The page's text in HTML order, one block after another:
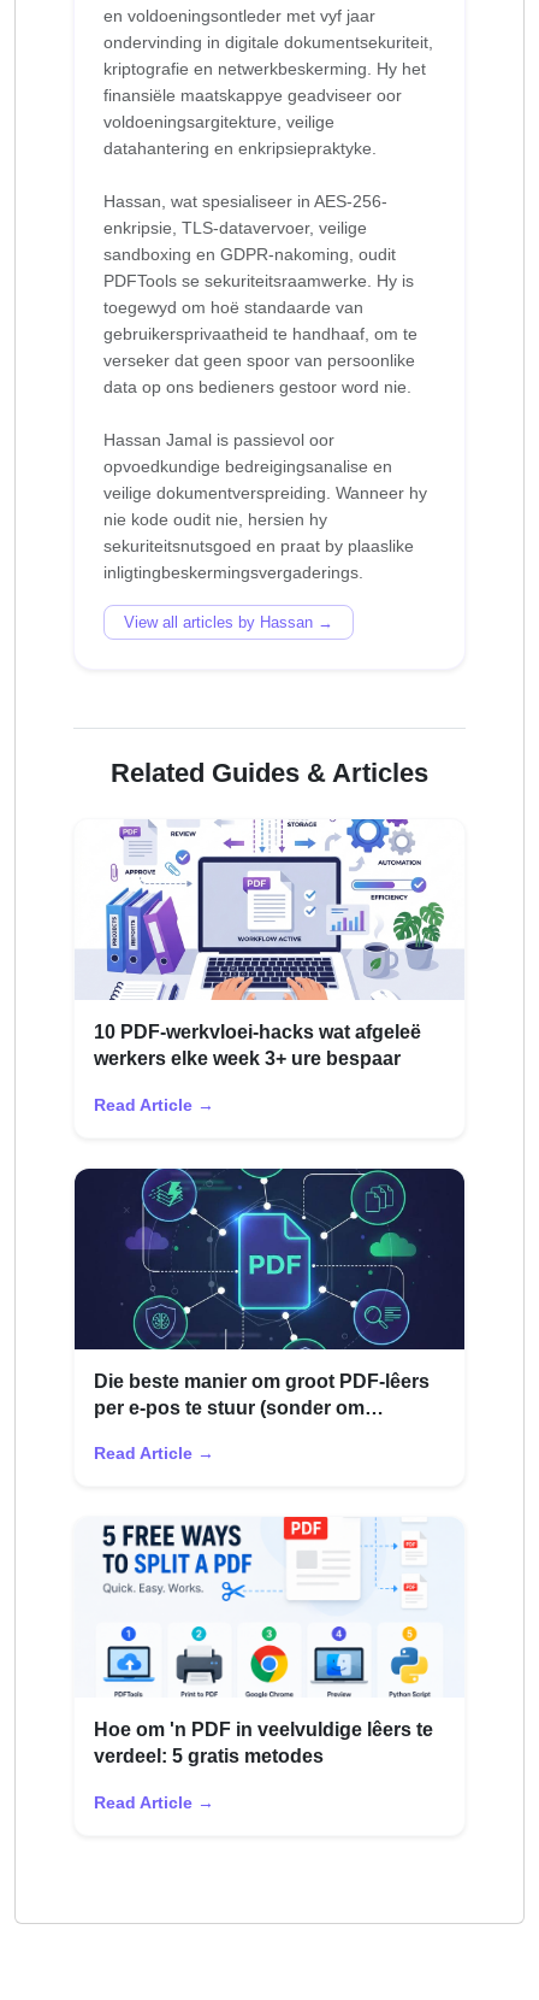
en voldoeningsontleder met vyf jaar
ondervinding in digitale dokumentsekuriteit,
kriptografie en netwerkbeskerming. Hy het
finansiële maatskappye geadviseer oor
voldoeningsargitekture, veilige
datahantering en enkripsiepraktyke.
Hassan, wat spesialiseer in AES-256-
enkripsie, TLS-datavervoer, veilige
sandboxing en GDPR-nakoming, oudit
PDFTools se sekuriteitsraamwerke. Hy is
toegewyd om hoë standaarde van
gebruikersprivaatheid te handhaaf, om te
verseker dat geen spoor van persoonlike
data op ons bedieners gestoor word nie.
Hassan Jamal is passievol oor
opvoedkundige bedreigingsanalise en
veilige dokumentverspreiding. Wanneer hy
nie kode oudit nie, hersien hy
sekuriteitsnutsgoed en praat by plaaslike
View all articles by Hassan →
Related Guides & Articles
10 PDF-werkvloei-hacks wat afgeleë
werkers elke week 3+ ure bespaar
Read Article →
Die beste manier om groot PDF-lêers
per e-pos te stuur (sonder om
Read Article →
Hoe om 'n PDF in veelvuldige lêers te
verdeel: 5 gratis metodes
Read Article →